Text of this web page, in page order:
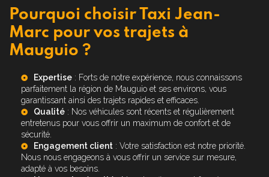
Pourquoi choisir Taxi Jean-
Marc pour vos trajets à
Mauguio ?
Expertise : Forts de notre expérience, nous connaissons
parfaitement la région de Mauguio et ses environs, vous
garantissant ainsi des trajets rapides et efficaces.
Qualité : Nos véhicules sont récents et régulièrement
entretenus pour vous offrir un maximum de confort et de
sécurité.
Engagement client : Votre satisfaction est notre priorité.
Nous nous engageons à vous offrir un service sur mesure,
adapté à vos besoins.